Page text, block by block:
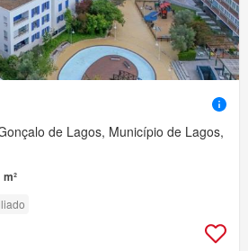
de Lagos, Município de Lagos,